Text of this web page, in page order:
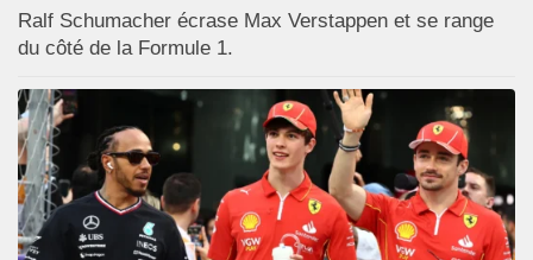
Ralf Schumacher écrase Max Verstappen et se range
du côté de la Formule 1.